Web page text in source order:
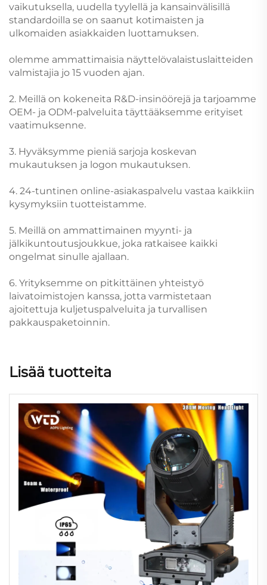
vaikutuksella, uudella tyylellä ja kansainvälisillä
standardoilla se on saanut kotimaisten ja
ulkomaiden asiakkaiden luottamuksen.
olemme ammattimaisia näyttelövalaistuslaitteiden
valmistajia jo 15 vuoden ajan.
2. Meillä on kokeneita R&D-insinöörejä ja tarjoamme
OEM- ja ODM-palveluita täyttääksemme erityiset
vaatimuksenne.
3. Hyväksymme pieniä sarjoja koskevan
mukautuksen ja logon mukautuksen.
4. 24-tuntinen online-asiakaspalvelu vastaa kaikkiin
kysymyksiin tuotteistamme.
5. Meillä on ammattimainen myynti- ja
jälkikuntoutusjoukkue, joka ratkaisee kaikki
ongelmat sinulle ajallaan.
6. Yrityksemme on pitkittäinen yhteistyö
laivatoimistojen kanssa, jotta varmistetaan
ajoitettuja kuljetuspalveluita ja turvallisen
pakkauspaketoinnin.
Lisää tuotteita